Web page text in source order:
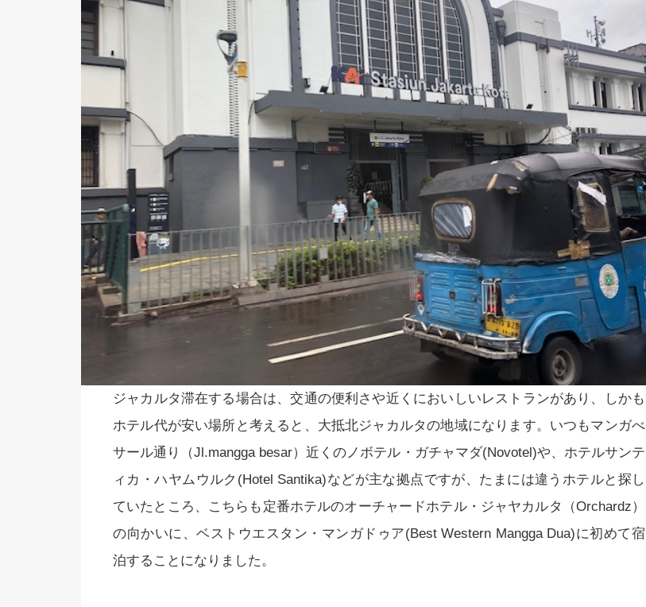
ジャカルタ滞在する場合は、交通の便利さや近くにおいしいレストランがあり、しかも
ホテル代が安い場所と考えると、大抵北ジャカルタの地域になります。いつもマンガべ
サール通り（Jl.mangga besar）近くのノボテル・ガチャマダ(Novotel)や、ホテルサンテ
ィカ・ハヤムウルク(Hotel Santika)などが主な拠点ですが、たまには違うホテルと探し
ていたところ、こちらも定番ホテルのオーチャードホテル・ジャヤカルタ（Orchardz）
の向かいに、ベストウエスタン・マンガドゥア(Best Western Mangga Dua)に初めて宿
泊することになりました。